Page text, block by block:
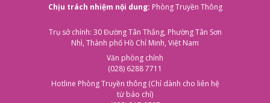
Chịu trách nhiệm nội dung: Phòng Truyền Thông
Trụ sở chính: 30 Đường Tân Thắng, Phường Tân Sơn
Nhì, Thành phố Hồ Chí Minh, Việt Nam
Văn phòng chính
(028) 6288 7711
Hotline Phòng Truyền thông (Chỉ dành cho liên hệ
từ báo chí)